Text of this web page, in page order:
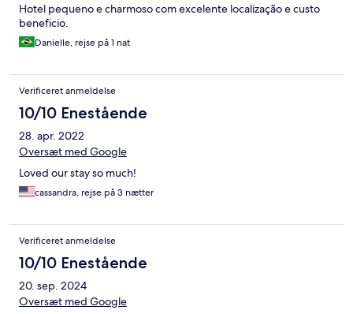
Hotel pequeno e charmoso com excelente localização e custo
beneficio.
Danielle, rejse på 1 nat
Verificeret anmeldelse
10/10 Enestående
28. apr. 2022
Oversæt med Google
Loved our stay so much!
cassandra, rejse på 3 nætter
Verificeret anmeldelse
10/10 Enestående
20. sep. 2024
Oversæt med Google